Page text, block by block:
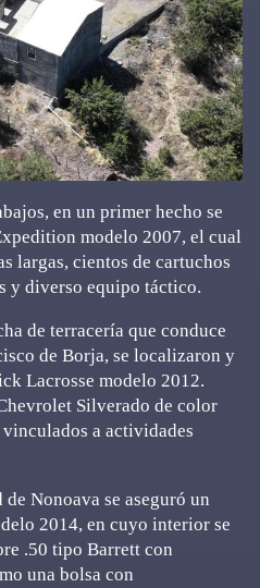
en un primer hecho se
modelo 2007, el cual
largas, cientos de cartuchos
y diverso equipo táctico.
de terracería que conduce
de Borja, se localizaron y
Lacrosse modelo 2012.
Silverado de color
a actividades
Nonoava se aseguró un
2014, en cuyo interior se
.50 tipo Barrett con
una bolsa con